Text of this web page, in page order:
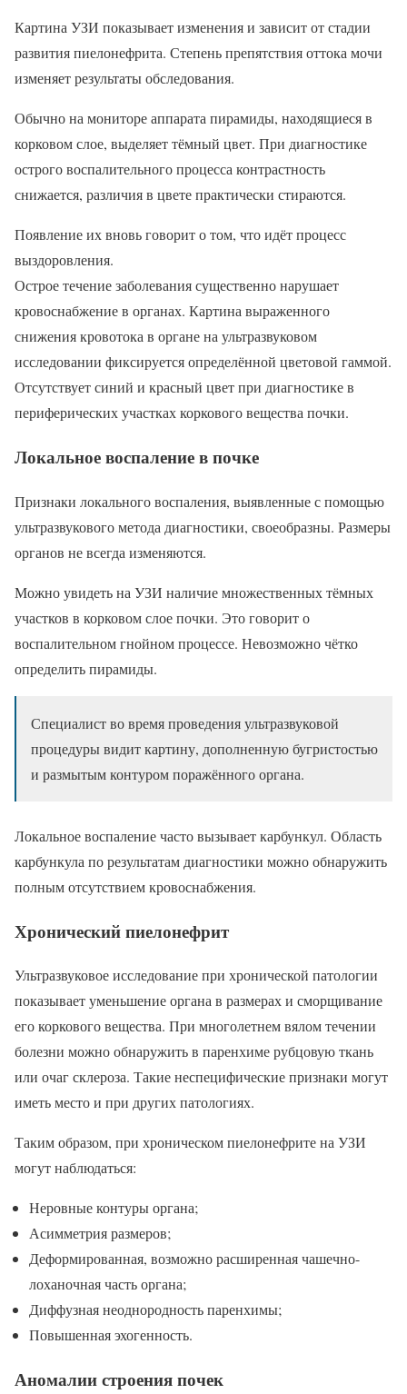
Картина УЗИ показывает изменения и зависит от стадии
развития пиелонефрита. Степень препятствия оттока мочи
изменяет результаты обследования.
Обычно на мониторе аппарата пирамиды, находящиеся в
корковом слое, выделяет тёмный цвет. При диагностике
острого воспалительного процесса контрастность
снижается, различия в цвете практически стираются.
Появление их вновь говорит о том, что идёт процесс
выздоровления.
Острое течение заболевания существенно нарушает
кровоснабжение в органах. Картина выраженного
снижения кровотока в органе на ультразвуковом
исследовании фиксируется определённой цветовой гаммой.
Отсутствует синий и красный цвет при диагностике в
периферических участках коркового вещества почки.
Локальное воспаление в почке
Признаки локального воспаления, выявленные с помощью
ультразвукового метода диагностики, своеобразны. Размеры
органов не всегда изменяются.
Можно увидеть на УЗИ наличие множественных тёмных
участков в корковом слое почки. Это говорит о
воспалительном гнойном процессе. Невозможно чётко
определить пирамиды.
Специалист во время проведения ультразвуковой
процедуры видит картину, дополненную бугристостью
и размытым контуром поражённого органа.
Локальное воспаление часто вызывает карбункул. Область
карбункула по результатам диагностики можно обнаружить
полным отсутствием кровоснабжения.
Хронический пиелонефрит
Ультразвуковое исследование при хронической патологии
показывает уменьшение органа в размерах и сморщивание
его коркового вещества. При многолетнем вялом течении
болезни можно обнаружить в паренхиме рубцовую ткань
или очаг склероза. Такие неспецифические признаки могут
иметь место и при других патологиях.
Таким образом, при хроническом пиелонефрите на УЗИ
могут наблюдаться:
Неровные контуры органа;
Асимметрия размеров;
Деформированная, возможно расширенная чашечно-
лоханочная часть органа;
Диффузная неоднородность паренхимы;
Повышенная эхогенность.
Аномалии строения почек